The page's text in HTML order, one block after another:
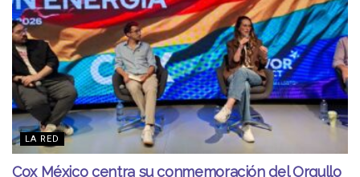
LA RED
Cox México centra su conmemoración del Orgullo